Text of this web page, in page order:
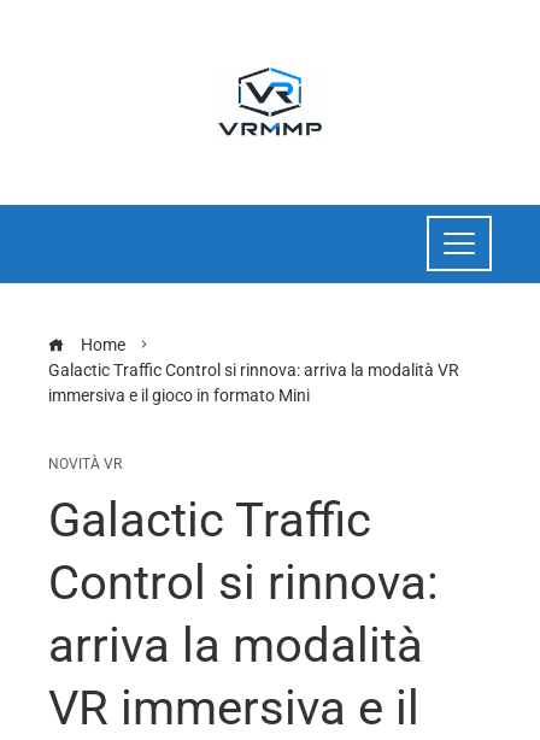
Home
Galactic Traffic Control si rinnova: arriva la modalità VR
immersiva e il gioco in formato Mini
NOVITÀ VR
Galactic Traffic
Control si rinnova:
arriva la modalità
VR immersiva e il